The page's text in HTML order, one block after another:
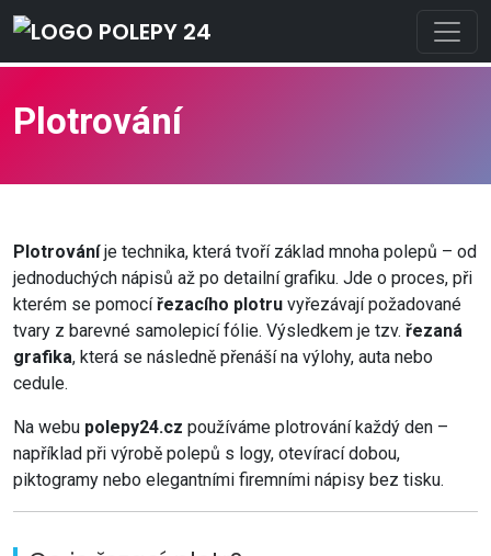
Plotrování
Plotrováníje technika, která tvoří základ mnoha polepů – od
jednoduchých nápisů až po detailní grafiku. Jde o proces, při
kterém se pomocířezacího plotru vyřezávají požadované
tvary z barevné samolepicí fólie. Výsledkem je tzv. řezaná
grafika, která se následně přenáší na výlohy, auta nebo
cedule.
Na webu polepy24.cz používáme plotrování každý den –
například při výrobě polepů s logy, otevírací dobou,
piktogramy nebo elegantními firemními nápisy bez tisku.